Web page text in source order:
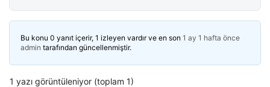
Bu konu 0 yanıt içerir, 1 izleyen vardır ve en son 1 ay 1 hafta önce
admin tarafından güncellenmiştir.
1 yazı görüntüleniyor (toplam 1)